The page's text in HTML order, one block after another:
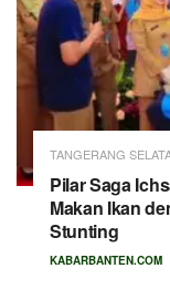
TANGERANG
Pilar Saga
Makan Ikan
Stunting
KABARBANTEN.COM